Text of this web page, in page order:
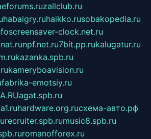
zallclub.ru
habaigry.ruhaikko.rusobakopedia.ru
screensaver-clock.net.ru
npf.net.ru7bit.pp.rukalugatur.ru
kazanka.spb.ru
kameryboavision.ru
fabrika-emotsiy.ru
agat.spb.ru
hardware.org.ruсхема-авто.рф
recruiter.spb.rumusic8.spb.ru
romanofforex.ru